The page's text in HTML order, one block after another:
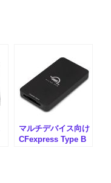
マルチデバイス向け
CFexpress Type B